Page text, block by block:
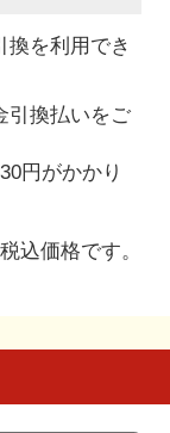
換を利用でき
引換払いをご
円がかかり
込価格です。